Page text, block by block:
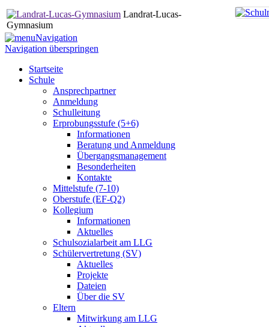
Landrat-Lucas-
Gymnasium
Navigation
Navigation überspringen
Startseite
Schule
Ansprechpartner
Anmeldung
Schulleitung
Erprobungsstufe (5+6)
Informationen
Beratung und Anmeldung
Übergangsmanagement
Besonderheiten
Kontakte
Mittelstufe (7-10)
Oberstufe (EF-Q2)
Kollegium
Informationen
Aktuelles
Schulsozialarbeit am LLG
Schülervertretung (SV)
Aktuelles
Projekte
Dateien
Über die SV
Eltern
Mitwirkung am LLG